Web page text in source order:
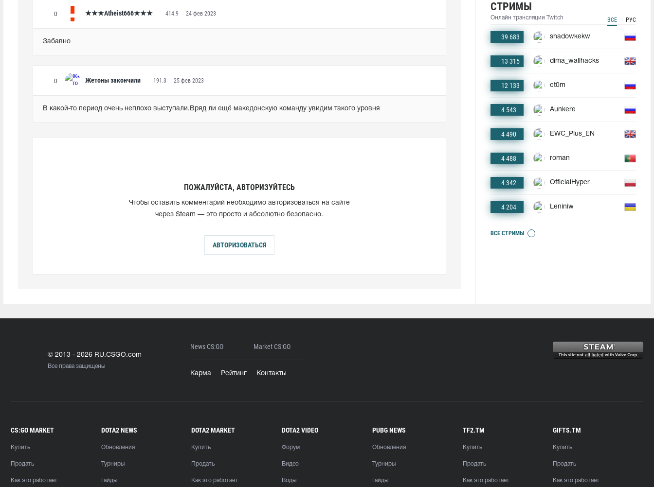
0 ★★★Atheist666★★★ 414.9 24 фев 2023
Забавно
0 Жетоны закончили 191.3 25 фев 2023
В какой-то период очень неплохо выступали.Вряд ли ещё македонскую команду увидим такого уровня
ПОЖАЛУЙСТА, АВТОРИЗУЙТЕСЬ
Чтобы оставить комментарий необходимо авторизоваться на сайте
через Steam — это просто и абсолютно безопасно.
АВТОРИЗОВАТЬСЯ
СТРИМЫ
Онлайн трансляции Twitch ВСЕ РУС
39 683 shadowkekw
13 315 dima_wallhacks
12 133 ct0m
4 543 Aunkere
4 490 EWC_Plus_EN
4 488 roman
4 342 OfficialHyper
4 204 Leniniw
ВСЕ СТРИМЫ
© 2013 - 2026 RU.CSGO.com
Все права защищены
News CS:GO Market CS:GO
Карма Рейтинг Контакты
CS:GO MARKET
Купить
Продать
Как это работает
DOTA2 NEWS
Обновления
Турниры
Гайды
DOTA2 MARKET
Купить
Продать
Как это работает
DOTA2 VIDEO
Форум
Видео
Воды
PUBG NEWS
Обновления
Турниры
Гайды
TF2.TM
Купить
Продать
Как это работает
GIFTS.TM
Купить
Продать
Как это работает